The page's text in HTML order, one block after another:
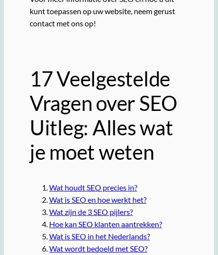
kunt toepassen op uw website, neem gerust
contact met ons op!
17 Veelgestelde
Vragen over SEO
Uitleg: Alles wat
je moet weten
Wat houdt SEO precies in?
Wat is SEO en hoe werkt het?
Wat zijn de 3 SEO pijlers?
Hoe kan SEO klanten aantrekken?
Wat is SEO in het Nederlands?
Wat wordt bedoeld met SEO?